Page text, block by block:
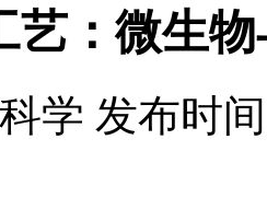
艺：微生
学 发布时